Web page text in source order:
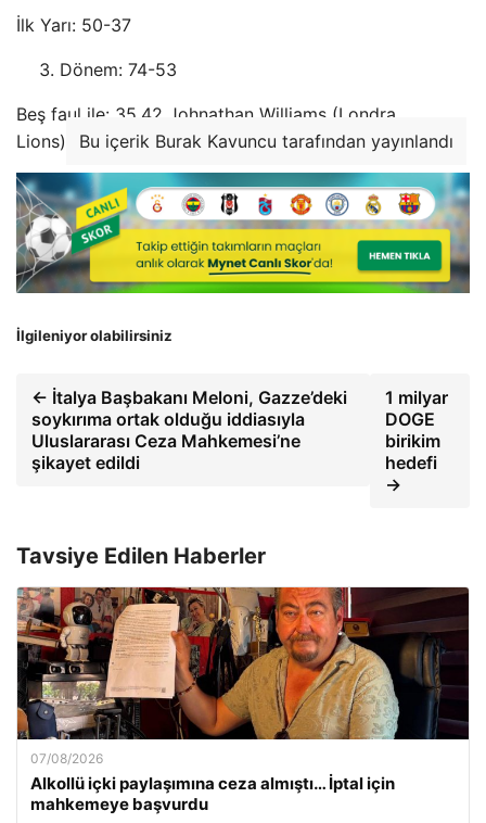
İlk Yarı: 50-37
Dönem: 74-53
Beş faul ile: 35.42 Johnathan Williams (Londra
Lions)
Bu içerik Burak Kavuncu tarafından yayınlandı
İlgileniyor olabilirsiniz
← İtalya Başbakanı Meloni, Gazze’deki
soykırıma ortak olduğu iddiasıyla
Uluslararası Ceza Mahkemesi’ne
şikayet edildi
1 milyar
DOGE
birikim
hedefi
→
Tavsiye Edilen Haberler
07/08/2026
Alkollü içki paylaşımına ceza almıştı… İptal için
mahkemeye başvurdu